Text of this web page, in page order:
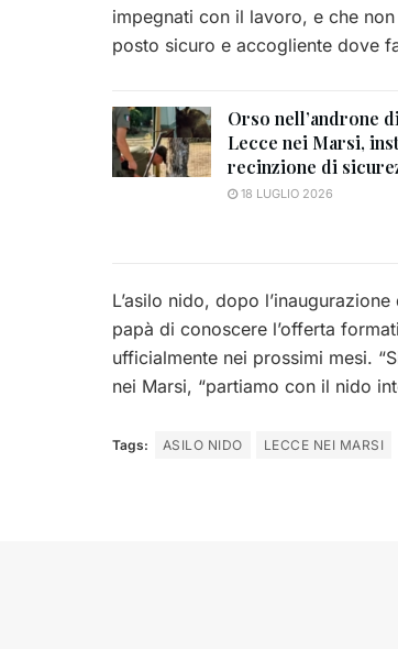
impegnati con il lavoro, e che
posto sicuro e accogliente dove
Orso nell’androne
Lecce nei Marsi,
recinzione di
18 LUGLIO 2026
L’asilo nido, dopo
papà di conoscere l’offerta
ufficialmente nei prossimi mesi.
nei Marsi, “partiamo con il nido
Tags: ASILO NIDO LECCE NEI MARSI